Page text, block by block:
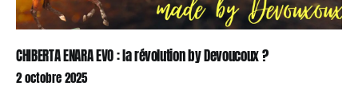
CHIBERTA ENARA EVO : la révolution by Devoucoux ?
2 octobre 2025